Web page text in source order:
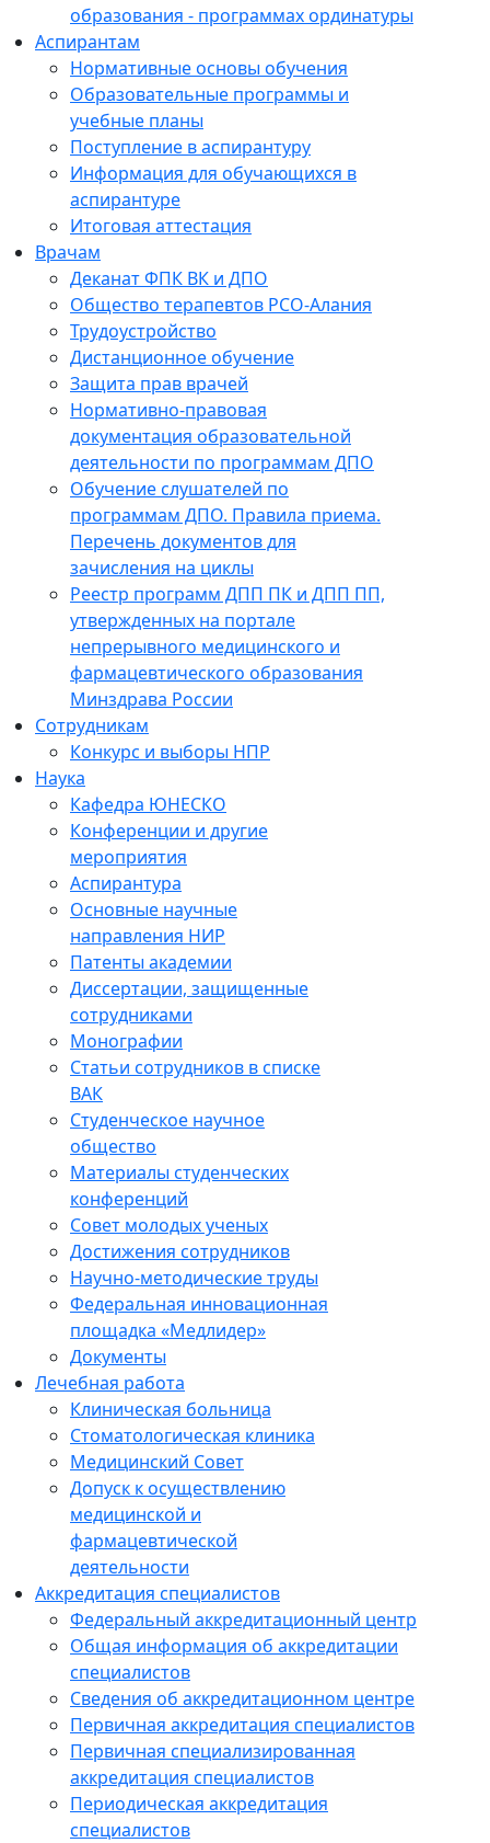
образования - программах ординатуры
Аспирантам
Нормативные основы обучения
Образовательные программы и
учебные планы
Поступление в аспирантуру
Информация для обучающихся в
аспирантуре
Итоговая аттестация
Врачам
Деканат ФПК ВК и ДПО
Общество терапевтов РСО-Алания
Трудоустройство
Дистанционное обучение
Защита прав врачей
Нормативно-правовая
документация образовательной
деятельности по программам ДПО
Обучение слушателей по
программам ДПО. Правила приема.
Перечень документов для
зачисления на циклы
Реестр программ ДПП ПК и ДПП ПП,
утвержденных на портале
непрерывного медицинского и
фармацевтического образования
Минздрава России
Сотрудникам
Конкурс и выборы НПР
Наука
Кафедра ЮНЕСКО
Конференции и другие
мероприятия
Аспирантура
Основные научные
направления НИР
Патенты академии
Диссертации, защищенные
сотрудниками
Монографии
Статьи сотрудников в списке
ВАК
Студенческое научное
общество
Материалы студенческих
конференций
Совет молодых ученых
Достижения сотрудников
Научно-методические труды
Федеральная инновационная
площадка «Медлидер»
Документы
Лечебная работа
Клиническая больница
Стоматологическая клиника
Медицинский Совет
Допуск к осуществлению
медицинской и
фармацевтической
деятельности
Аккредитация специалистов
Федеральный аккредитационный центр
Общая информация об аккредитации
специалистов
Сведения об аккредитационном центре
Первичная аккредитация специалистов
Первичная специализированная
аккредитация специалистов
Периодическая аккредитация
специалистов